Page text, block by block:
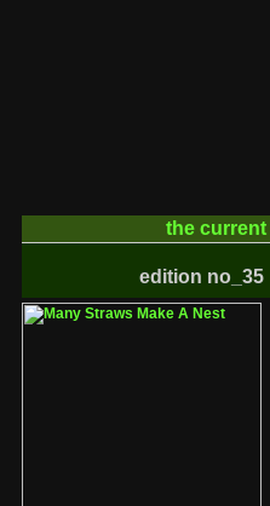
the current
edition no_35